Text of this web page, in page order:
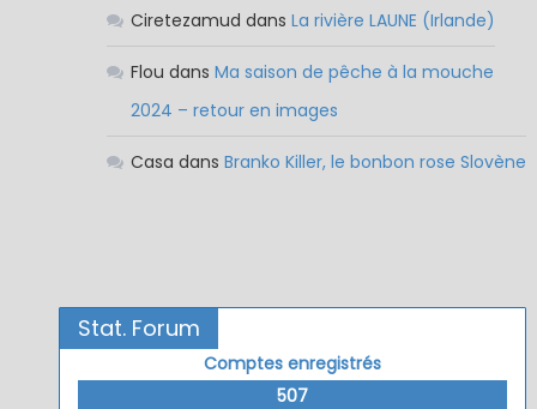
Ciretezamud dans La rivière LAUNE (Irlande)
Flou dans Ma saison de pêche à la mouche
2024 – retour en images
Casa dans Branko Killer, le bonbon rose Slovène
Stat. Forum
Comptes enregistrés
507